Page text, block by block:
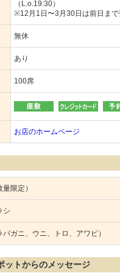
（L.o.19:30）
※12月1日〜3月30日は前日まで
無休
あり
100席
お店のホームページ
限定）
シ
ガニ、ウニ、トロ、アワビ）
ットからのメッセージ